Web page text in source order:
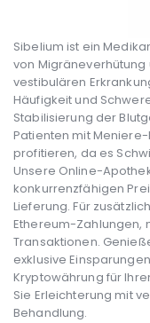
Sibelium ist ein
von
vestibulären
Häufigkeit und
Stabilisierung der
Patienten mit
profitieren, da es
Unsere Online-
konkurrenzfähigen
Lieferung. Für
Ethereum-Zahlungen,
Transaktionen.
exklusive
Kryptowährung für
Sie Erleichterung mit
Behandlung.